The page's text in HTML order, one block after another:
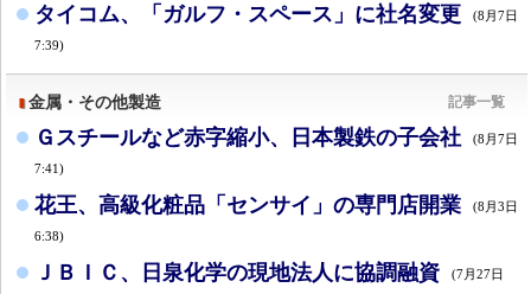
タイコム、「ガルフ・スペース」に社名変更 (8月7日
7:39)
金属・その他製造 記事一覧
Ｇスチールなど赤字縮小、日本製鉄の子会社 (8月7日
7:41)
花王、高級化粧品「センサイ」の専門店開業 (8月3日
6:38)
ＪＢＩＣ、日泉化学の現地法人に協調融資 (7月27日